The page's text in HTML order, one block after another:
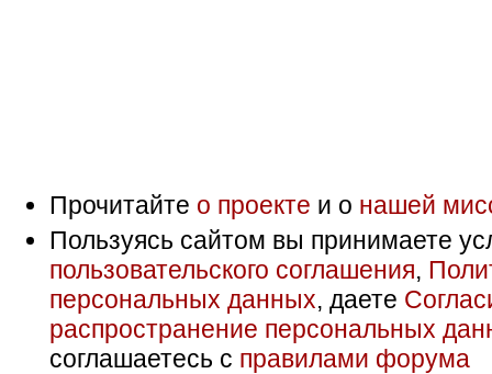
Прочитайте о проекте и о нашей
Пользуясь сайтом вы принимаете
пользовательского соглашения,
персональных данных, даете
распространение персональных
соглашаетесь с правилами форума